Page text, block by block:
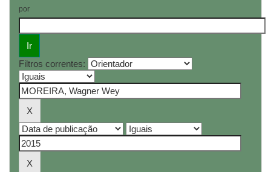
por
Filtros correntes: